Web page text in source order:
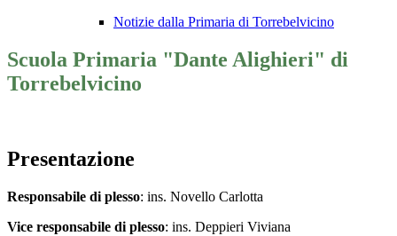
Notizie dalla Primaria di Torrebelvicino
Scuola Primaria "Dante Alighieri" di
Torrebelvicino
Presentazione
Responsabile di plesso: ins. Novello Carlotta
Vice responsabile di plesso: ins. Deppieri Viviana